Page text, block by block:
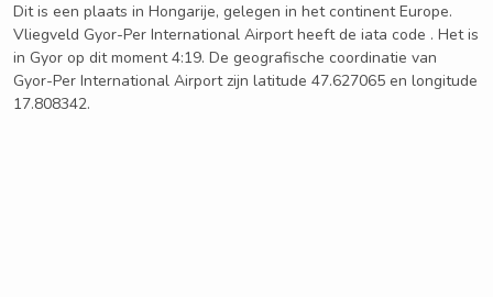
Dit is een plaats in Hongarije, gelegen in het continent Europe.
Vliegveld Gyor-Per International Airport heeft de iata code . Het is
in Gyor op dit moment 4:19. De geografische coordinatie van
Gyor-Per International Airport zijn latitude 47.627065 en longitude
17.808342.